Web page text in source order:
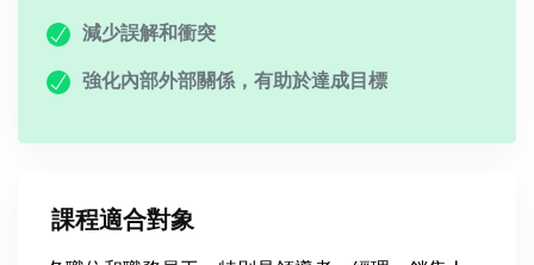
減少誤解和衝突
強化內部外部關係，有助於達成目標
課程適合對象